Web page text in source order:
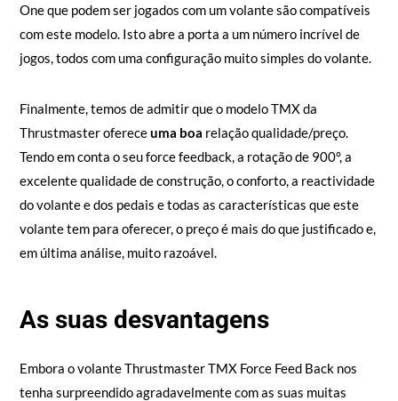
One que podem ser jogados com um volante são compatíveis
com este modelo. Isto abre a porta a um número incrível de
jogos, todos com uma configuração muito simples do volante.
Finalmente, temos de admitir que o modelo TMX da
Thrustmaster ofereceuma boa relação qualidade/preço.
Tendo em conta o seu force feedback, a rotação de 900°, a
excelente qualidade de construção, o conforto, a reactividade
do volante e dos pedais e todas as características que este
volante tem para oferecer, o preço é mais do que justificado e,
em última análise, muito razoável.
As suas desvantagens
Embora o volante Thrustmaster TMX Force Feed Back nos
tenha surpreendido agradavelmente com as suas muitas